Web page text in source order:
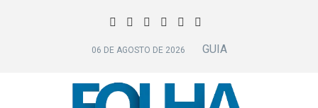
06 DE AGOSTO DE 2026 GUIA